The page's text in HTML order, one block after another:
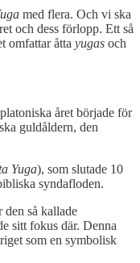
med flera. Och vi ska
och dess förlopp. Ett så
omfattar åtta yugas och
året började för
guldåldern, den
Yuga), som slutade 10
syndafloden.
den så kallade
sitt fokus där. Denna
som en symbolisk